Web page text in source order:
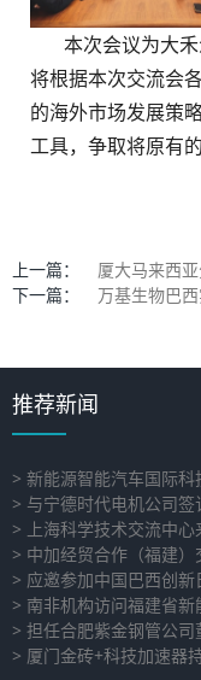
本次会议为大禾
将根据本次交流会
的海外市场发展策
工具，争取将原有
上一篇：
厦大马来西
下一篇：
万基生物巴
推荐新闻
> 新能源智能汽车国际
> 与宁德时代电机公司签
> 上海科学技术交流中心
> 中加经贸合作（福建
> 应邀参加中国巴西创新
> 南非机构访问福建省新
> 担任合肥紫金钢管公司
> 厦门金砖+科技加速器